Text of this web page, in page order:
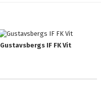
Gustavsbergs IF FK Vit